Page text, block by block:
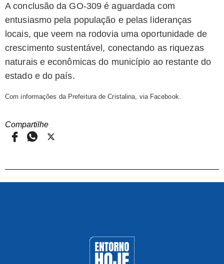
A conclusão da GO-309 é aguardada com
entusiasmo pela população e pelas lideranças
locais, que veem na rodovia uma oportunidade de
crescimento sustentável, conectando as riquezas
naturais e econômicas do município ao restante do
estado e do país.
Com informações da Prefeitura de Cristalina, via Facebook.
Compartilhe